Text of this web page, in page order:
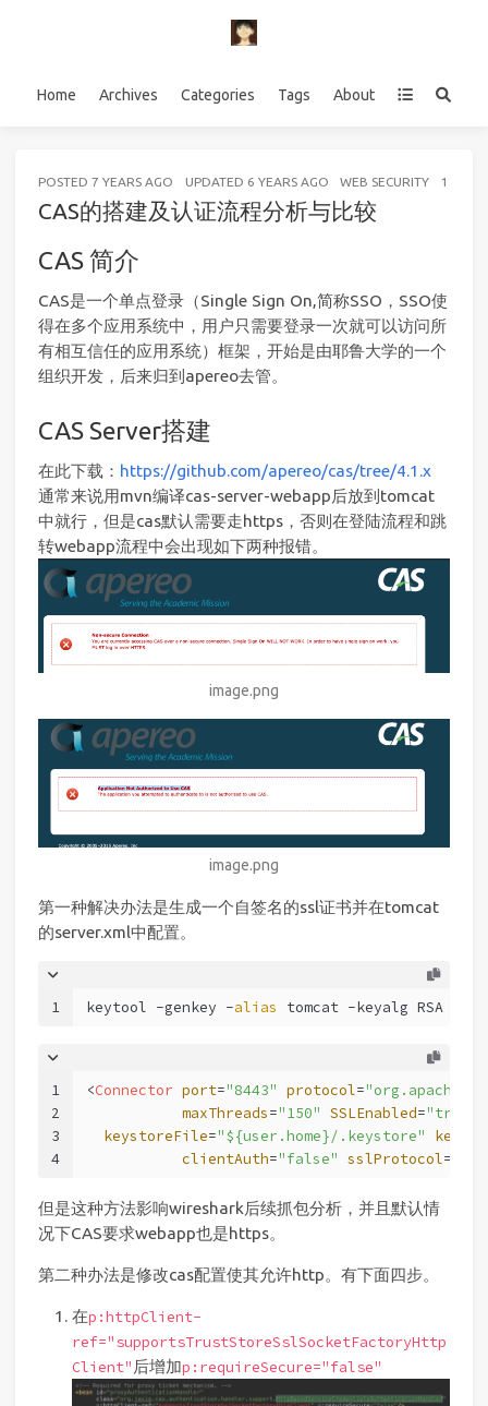
Home Archives Categories Tags About
POSTED 7 YEARS AGO UPDATED 6 YEARS AGO WEB SECURITY 11
CAS的搭建及认证流程分析与比较
CAS 简介
CAS是一个单点登录（Single Sign On,简称SSO，SSO使
得在多个应用系统中，用户只需要登录一次就可以访问所
有相互信任的应用系统）框架，开始是由耶鲁大学的一个
组织开发，后来归到apereo去管。
CAS Server搭建
在此下载： https://github.com/apereo/cas/tree/4.1.x
通常来说用mvn编译cas-server-webapp后放到tomcat
中就行，但是cas默认需要走https，否则在登陆流程和跳
转webapp流程中会出现如下两种报错。
image.png
image.png
第一种解决办法是生成一个自签名的ssl证书并在tomcat
的server.xml中配置。
1 keytool -genkey -alias tomcat -keyalg RSA -
1
2
3
4
<Connector port="8443" protocol=
maxThreads="150" SSLEnabled="true"
keystoreFile="${user.home}/.keystore"
clientAuth="false" sslProtocol=
但是这种方法影响wireshark后续抓包分析，并且默认情
况下CAS要求webapp也是https。
第二种办法是修改cas配置使其允许http。有下面四步。
在p:httpClient-
ref="supportsTrustStoreSslSocketFactoryHttp
Client"后增加p:requireSecure="false"